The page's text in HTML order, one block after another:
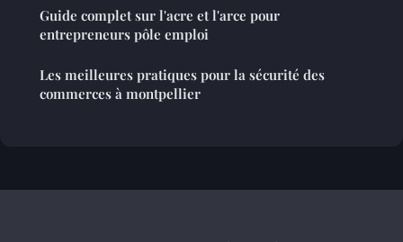
Guide complet sur l'acre et l'arce pour
entrepreneurs pôle emploi
Les meilleures pratiques pour la sécurité des
commerces à montpellier